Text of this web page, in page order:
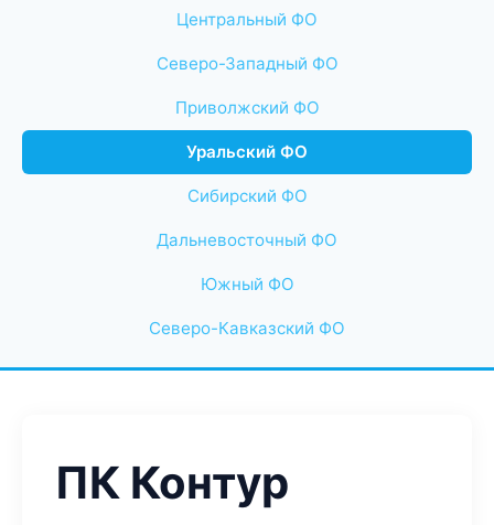
Центральный ФО
Северо-Западный ФО
Приволжский ФО
Уральский ФО
Сибирский ФО
Дальневосточный ФО
Южный ФО
Северо-Кавказский ФО
ПК Контур